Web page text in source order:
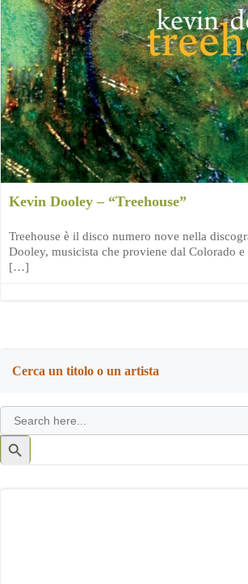
Kevin Dooley – “Treehouse”
Treehouse è il disco numero nove nella
Dooley, musicista che proviene dal Colorado
[…]
Cerca un titolo o un artista
Search
for:
Search
Button